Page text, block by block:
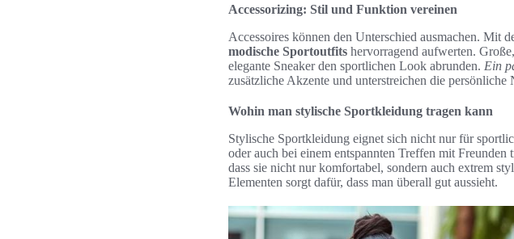
Accessorizing: Stil und Funktion vereinen
Accessoires können den Unterschied ausmachen. Mit
modische Sportoutfits hervorragend aufwerten.
elegante Sneaker den sportlichen Look abrunden. Ein
zusätzliche Akzente und unterstreichen die persönliche
Wohin man stylische Sportkleidung tragen kann
Stylische Sportkleidung eignet sich nicht nur für
oder auch bei einem entspannten Treffen mit
dass sie nicht nur komfortabel, sondern auch extrem
Elementen sorgt dafür, dass man überall gut aussieht.